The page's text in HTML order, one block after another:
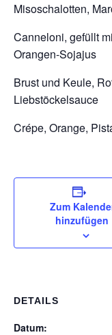
Misoschalotten,
Canneloni, gefüllt
Orangen-Sojajus
Brust und Keule,
Liebstöckelsauce
Crépe, Orange,
Zum
hinzufügen
DETAILS
Datum: